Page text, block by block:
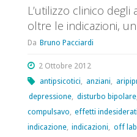
L’utilizzo clinico degli
oltre le indicazioni,
Da Bruno Pacciardi
2 Ottobre 2012
antipsicotici, anziani,
depressione, disturbo bipolare,
compulsavo, effetti indesiderati
indicazione, indicazioni, off